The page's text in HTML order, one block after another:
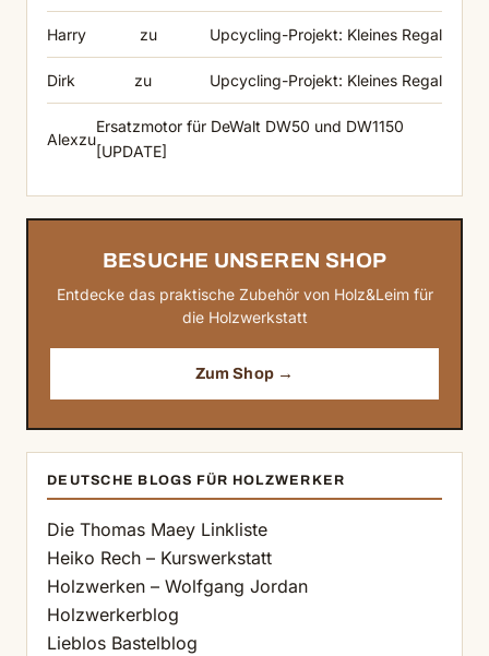
Harry zu Upcycling-Projekt: Kleines Regal
Dirk zu Upcycling-Projekt: Kleines Regal
Alexzu
Ersatzmotor für DeWalt DW50 und DW1150
[UPDATE]
BESUCHE UNSEREN SHOP
Entdecke das praktische Zubehör von Holz&Leim für
die Holzwerkstatt
Zum Shop →
DEUTSCHE BLOGS FÜR HOLZWERKER
Die Thomas Maey Linkliste
Heiko Rech – Kurswerkstatt
Holzwerken – Wolfgang Jordan
Holzwerkerblog
Lieblos Bastelblog